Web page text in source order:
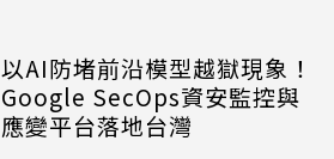
以AI防堵前沿模型越獄現象！
Google SecOps資安監控與
應變平台落地台灣